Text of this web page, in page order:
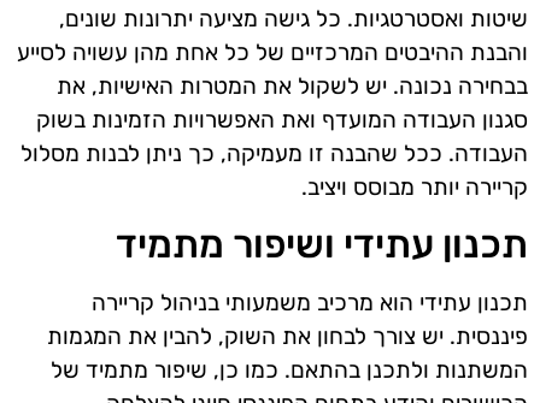
שיטות ואסטרטגיות. כל גישה מציעה יתרונות שונים,
והבנת ההיבטים המרכזיים של כל אחת מהן עשויה לסייע
בבחירה נכונה. יש לשקול את המטרות האישיות, את
סגנון העבודה המועדף ואת האפשרויות הזמינות בשוק
העבודה. ככל שהבנה זו מעמיקה, כך ניתן לבנות מסלול
קריירה יותר מבוסס ויציב.
תכנון עתידי ושיפור מתמיד
תכנון עתידי הוא מרכיב משמעותי בניהול קריירה
פיננסית. יש צורך לבחון את השוק, להבין את המגמות
המשתנות ולתכנן בהתאם. כמו כן, שיפור מתמיד של